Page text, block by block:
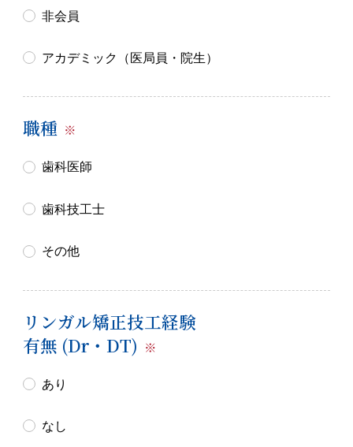
非会員
アカデミック（医局員・院生）
職種 ※
歯科医師
歯科技工士
その他
リンガル矯正技工経験
有無 (Dr・DT) ※
あり
なし